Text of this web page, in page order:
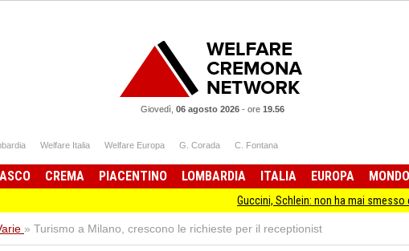
Giovedì, 06 agosto 2026- ore 19.56
Welfare Italia Welfare Europa G. Corada C. Fontana
CREMA PIACENTINO LOMBARDIA ITALIA EUROPA MONDO
Guccini, Schlein: non ha mai smesso di stare
» Turismo a Milano, crescono le richieste per il receptionist